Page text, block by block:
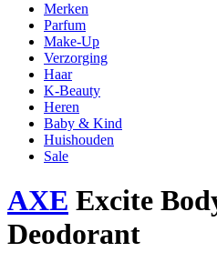
Merken
Parfum
Make-Up
Verzorging
Haar
K-Beauty
Heren
Baby & Kind
Huishouden
Sale
AXE Excite
Deodorant